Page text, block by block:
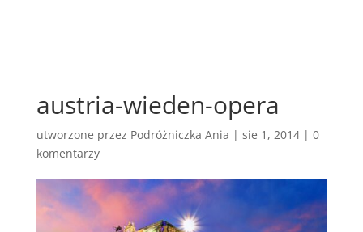
austria-wieden-opera
utworzone przez Podróżniczka Ania | sie 1, 2014| 0
komentarzy